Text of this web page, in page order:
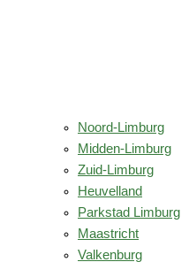
Noord-Limburg
Midden-Limburg
Zuid-Limburg
Heuvelland
Parkstad Limburg
Maastricht
Valkenburg